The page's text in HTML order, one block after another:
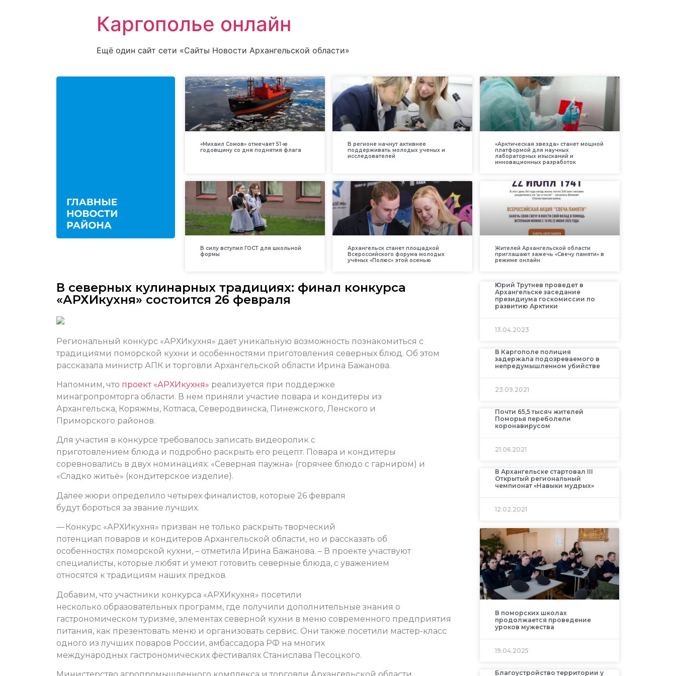
Каргополье онлайн
Ещё один сайт сети «Сайты Новости Архангельской области»
«Михаил Сомов» отмечает 51-ю
годовщину со дня поднятия флага
В регионе начнут активнее
поддерживать молодых ученых и
исследователей
«Арктическая звезда» станет мощной
платформой для научных
лабораторных изысканий и
инновационных разработок
В силу вступил ГОСТ для школьной
формы
Архангельск станет площадкой
Всероссийского форума молодых
учёных «Полюс» этой осенью
Жителей Архангельской области
приглашают зажечь «Свечу памяти» в
режиме онлайн
В северных кулинарных традициях: финал конкурса
«АРХИкухня» состоится 26 февраля
Региональный конкурс «АРХИкухня» дает уникальную возможность познакомиться с
традициями поморской кухни и особенностями приготовления северных блюд. Об этом
рассказала министр АПК и торговли Архангельской области Ирина Бажанова.
Напомним, что проект «АРХИкухня» реализуется при поддержке
минагропромторга области. В нем приняли участие повара и кондитеры из
Архангельска, Коряжмы, Котласа, Северодвинска, Пинежского, Ленского и
Приморского районов.
Для участия в конкурсе требовалось записать видеоролик с
приготовлением блюда и подробно раскрыть его рецепт. Повара и кондитеры
соревновались в двух номинациях: «Северная паужна» (горячее блюдо с гарниром) и
«Сладко житьё» (кондитерское изделие).
Далее жюри определило четырех финалистов, которые 26 февраля
будут бороться за звание лучших.
— Конкурс «АРХИкухня» призван не только раскрыть творческий
потенциал поваров и кондитеров Архангельской области, но и рассказать об
особенностях поморской кухни, – отметила Ирина Бажанова. – В проекте участвуют
специалисты, которые любят и умеют готовить северные блюда, с уважением
относятся к традициям наших предков.
Добавим, что участники конкурса «АРХИкухня» посетили
несколько образовательных программ, где получили дополнительные знания о
гастрономическом туризме, элементах северной кухни в меню современного предприятия
питания, как презентовать меню и организовать сервис. Они также посетили мастер-класс
одного из лучших поваров России, амбассадора РФ на многих
международных гастрономических фестивалях Станислава Песоцкого.
Юрий Трутнев проведет в
Архангельске заседание
президиума госкомиссии по
развитию Арктики
13.04.2023
В Каргополе полиция
задержала подозреваемого в
непредумышленном убийстве
23.09.2021
Почти 65,5 тысяч жителей
Поморья переболели
коронавирусом
21.06.2021
В Архангельске стартовал III
Открытый региональный
чемпионат «Навыки мудрых»
12.02.2021
В поморских школах
продолжается проведение
уроков мужества
19.04.2025
Благоустройство территории у